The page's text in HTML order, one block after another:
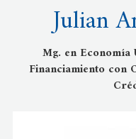
Julian
Mg. en
Financiamiento con